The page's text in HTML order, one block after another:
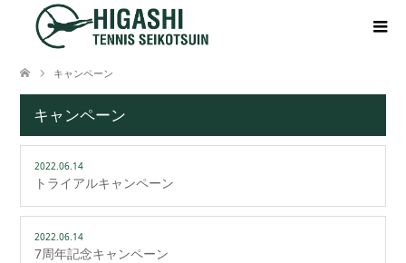
キャンペーン
キャンペーン
2022.06.14
トライアルキャンペーン
2022.06.14
7周年記念キャンペーン